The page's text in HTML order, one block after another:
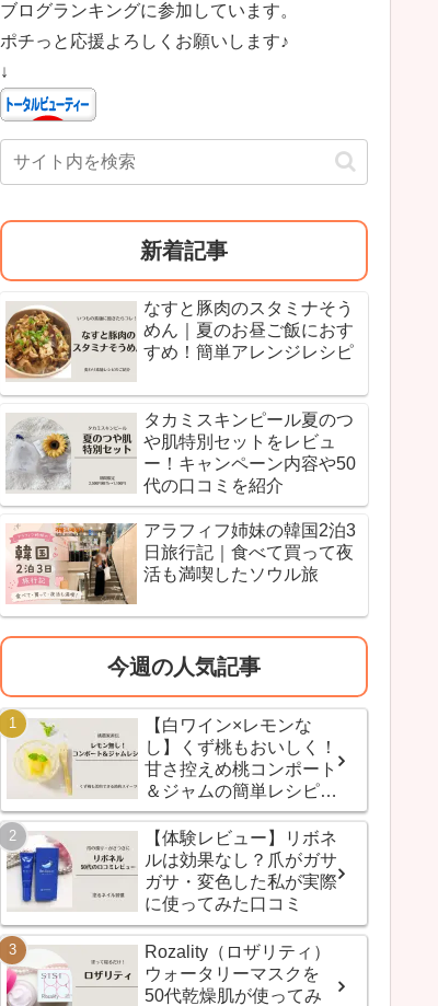
ブログランキングに参加しています。
ポチっと応援よろしくお願いします♪
↓
新着記事
なすと豚肉のスタミナそう
めん｜夏のお昼ご飯におす
すめ！簡単アレンジレシピ
タカミスキンピール夏のつ
や肌特別セットをレビュ
ー！キャンペーン内容や50
代の口コミを紹介
アラフィフ姉妹の韓国2泊3
日旅行記｜食べて買って夜
活も満喫したソウル旅
今週の人気記事
【白ワイン×レモンな
し】くず桃もおいしく！
甘さ控えめ桃コンポート
＆ジャムの簡単レシピ
（桃農家直伝）
【体験レビュー】リボネ
ルは効果なし？爪がガサ
ガサ・変色した私が実際
に使ってみた口コミ
Rozality（ロザリティ）
ウォータリーマスクを
50代乾燥肌が使ってみ